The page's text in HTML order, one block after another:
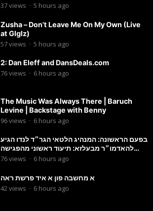
37views · 5 hours ago
Zusha – Don’t Leave Me On My Own (Live
at Glglz)
57views · 5 hours ago
2: Dan Eleff and DansDeals.com
76views · 6 hours ago
The Music Was Always There | Baruch
Levine | Backstage with Benny
96views · 6 hours ago
בפעם הראשונה: המנהיג הלטאי הגר״ד לנדו הגיע
להאדמו״ר מבעלזא: תיעוד ראשוני מהפגישה
הנדירה
76views · 6 hours ago
א מחשבה פון א איד פרשת ראה
42views · 6 hours ago